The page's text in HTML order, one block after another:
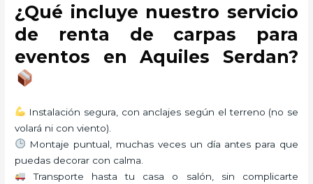
¿Qué incluye nuestro servicio
de renta de carpas para
eventos en Aquiles Serdan?
Instalación segura, con anclajes según el terreno (no se
volará ni con viento).
Montaje puntual, muchas veces un día antes para que
puedas decorar con calma.
Transporte hasta tu casa o salón, sin complicarte